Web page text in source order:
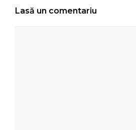
Lasă un comentariu